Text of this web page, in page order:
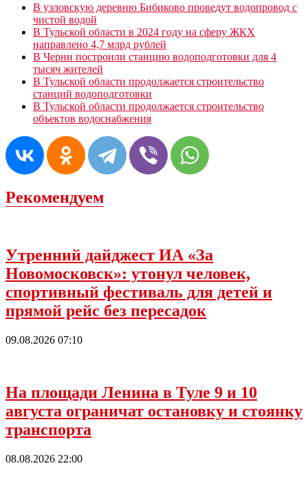
В узловскую деревню Бибиково проведут водопровод с
чистой водой
В Тульской области в 2024 году на сферу ЖКХ
направлено 4,7 млрд рублей
В Черни построили станцию водоподготовки для 4
тысяч жителей
В Тульской области продолжается строительство
станций водоподготовки
В Тульской области продолжается строительство
объектов водоснабжения
Рекомендуем
Утренний дайджест ИА «За
Новомосковск»: утонул человек,
спортивный фестиваль для детей и
прямой рейс без пересадок
09.08.2026 07:10
На площади Ленина в Туле 9 и 10
августа ограничат остановку и стоянку
транспорта
08.08.2026 22:00